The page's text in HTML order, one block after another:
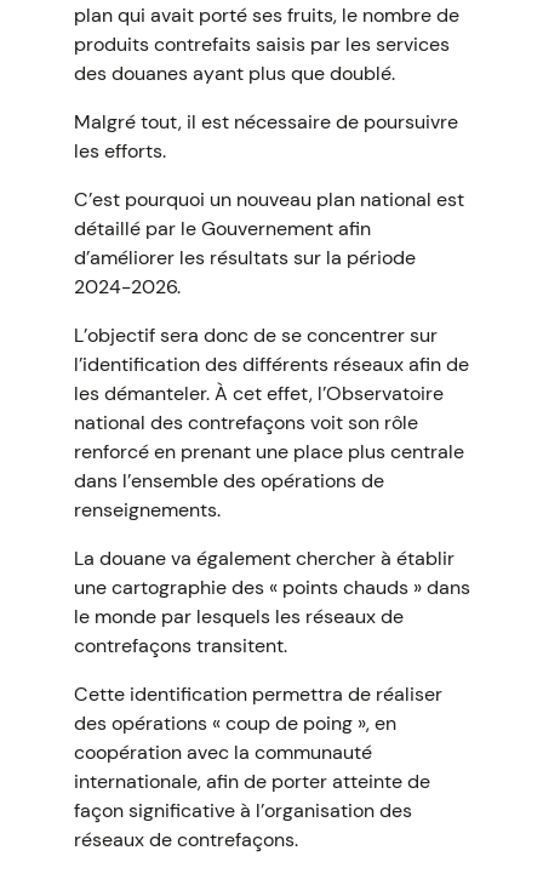
plan qui avait porté ses fruits, le nombre de
produits contrefaits saisis par les services
des douanes ayant plus que doublé.
Malgré tout, il est nécessaire de poursuivre
les efforts.
C’est pourquoi un nouveau plan national est
détaillé par le Gouvernement afin
d’améliorer les résultats sur la période
2024-2026.
L’objectif sera donc de se concentrer sur
l’identification des différents réseaux afin de
les démanteler. À cet effet, l’Observatoire
national des contrefaçons voit son rôle
renforcé en prenant une place plus centrale
dans l’ensemble des opérations de
renseignements.
La douane va également chercher à établir
une cartographie des « points chauds » dans
le monde par lesquels les réseaux de
contrefaçons transitent.
Cette identification permettra de réaliser
des opérations « coup de poing », en
coopération avec la communauté
internationale, afin de porter atteinte de
façon significative à l’organisation des
réseaux de contrefaçons.